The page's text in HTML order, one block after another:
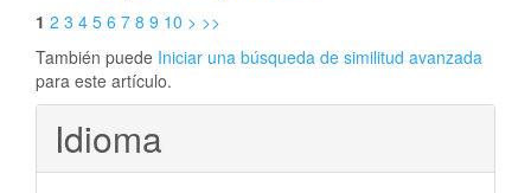
1 2 3 4 5 6 7 8 9 10 > >>
También puede Iniciar una búsqueda de similitud avanzada
para este artículo.
Idioma